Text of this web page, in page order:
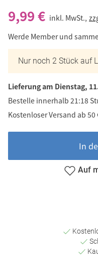
9,99 € inkl. MwSt.,
Werde Member und
Nur noch 2 Stück auf
Lieferung am Dienstag,
Bestelle innerhalb 21:18
Kostenloser Versand ab 50
In
Auf